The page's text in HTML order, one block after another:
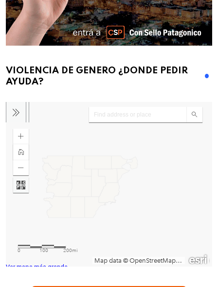
VIOLENCIA DE GENERO ¿DONDE PEDIR
AYUDA?
Ver mapa más grande